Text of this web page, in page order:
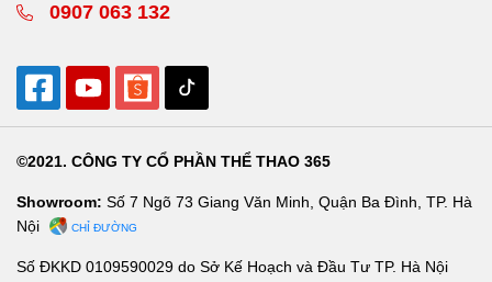
0907 063 132
©2021. CÔNG TY CỔ PHẦN THỂ THAO 365
Showroom: Số 7 Ngõ 73 Giang Văn Minh, Quận Ba Đình, TP. Hà
Nội
CHỈ ĐƯỜNG
Số ĐKKD 0109590029 do Sở Kế Hoạch và Đầu Tư TP. Hà Nội